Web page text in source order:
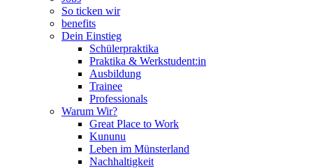
So ticken wir
benefits
Dein Einstieg
Schülerpraktika
Praktika & Werkstudent:in
Ausbildung
Trainee
Professionals
Warum Wir?
Great Place to Work
Kununu
Leben im Münsterland
Nachhaltigkeit